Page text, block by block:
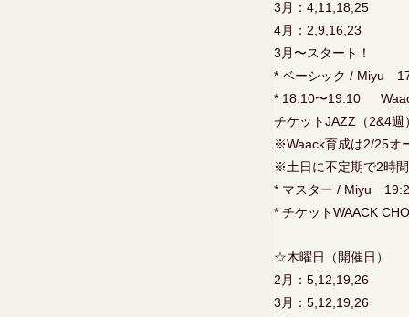
3月：4,11,18,25
4月：2,9,16,23
3月〜スタート！
* ベーシック / Miyu
* 18:10〜19:10
チケットJAZZ（2&4
※Waack育成は2/25
※土日に不定期で2時
* マスター / Miyu
* チケットWAACK
☆木曜日（開催日）
2月：5,12,19,26
3月：5,12,19,26